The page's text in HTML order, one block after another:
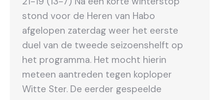
stond voor de Heren van Habo
afgelopen zaterdag weer het eerste
duel van de tweede seizoenshelft op
het programma. Het mocht hierin
meteen aantreden tegen koploper
Witte Ster. De eerder gespeelde